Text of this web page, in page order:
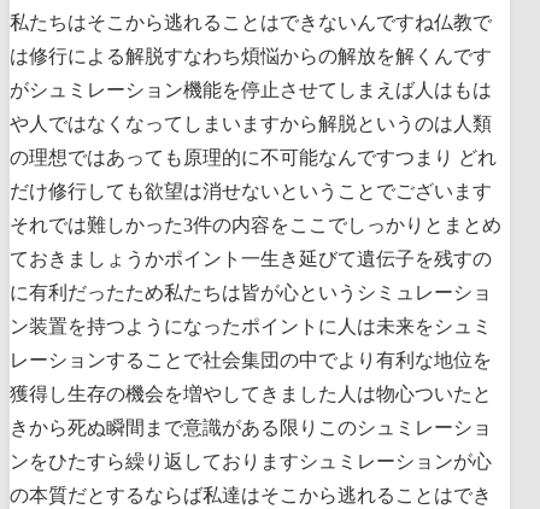
私たちはそこから逃れることはできないんですね仏教で
は修行による解脱すなわち煩悩からの解放を解くんです
がシュミレーション機能を停止させてしまえば人はもは
や人ではなくなってしまいますから解脱というのは人類
の理想ではあっても原理的に不可能なんですつまり どれ
だけ修行しても欲望は消せないということでございます
それでは難しかった3件の内容をここでしっかりとまとめ
ておきましょうかポイント一生き延びて遺伝子を残すの
に有利だったため私たちは皆が心というシミュレーショ
ン装置を持つようになったポイントに人は未来をシュミ
レーションすることで社会集団の中でより有利な地位を
獲得し生存の機会を増やしてきました人は物心ついたと
きから死ぬ瞬間まで意識がある限りこのシュミレーショ
ンをひたすら繰り返しておりますシュミレーションが心
の本質だとするならば私達はそこから逃れることはでき